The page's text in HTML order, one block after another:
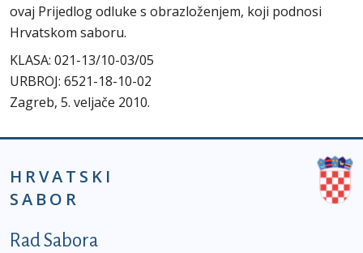
ovaj Prijedlog odluke s obrazloženjem, koji podnosi
Hrvatskom saboru.
KLASA: 021-13/10-03/05
URBROJ: 6521-18-10-02
Zagreb, 5. veljače 2010.
HRVATSKI
SABOR
Podnožje prvi izbornik
Rad Sabora